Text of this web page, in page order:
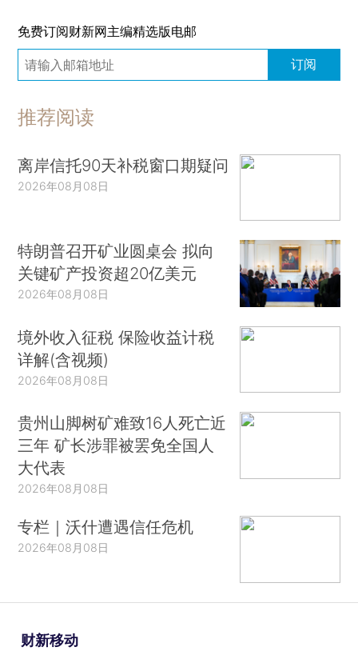
免费订阅财新网主编精选版电邮
订阅
推荐阅读
离岸信托90天补税窗口期疑问
2026年08月08日
特朗普召开矿业圆桌会 拟向
关键矿产投资超20亿美元
2026年08月08日
境外收入征税 保险收益计税
详解(含视频)
2026年08月08日
贵州山脚树矿难致16人死亡近
三年 矿长涉罪被罢免全国人
大代表
2026年08月08日
专栏｜沃什遭遇信任危机
2026年08月08日
财新移动